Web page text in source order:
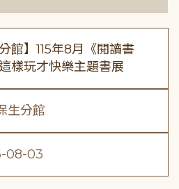
館】115年8月《閱讀書
樣玩才快樂主題書展
生分館
08-03